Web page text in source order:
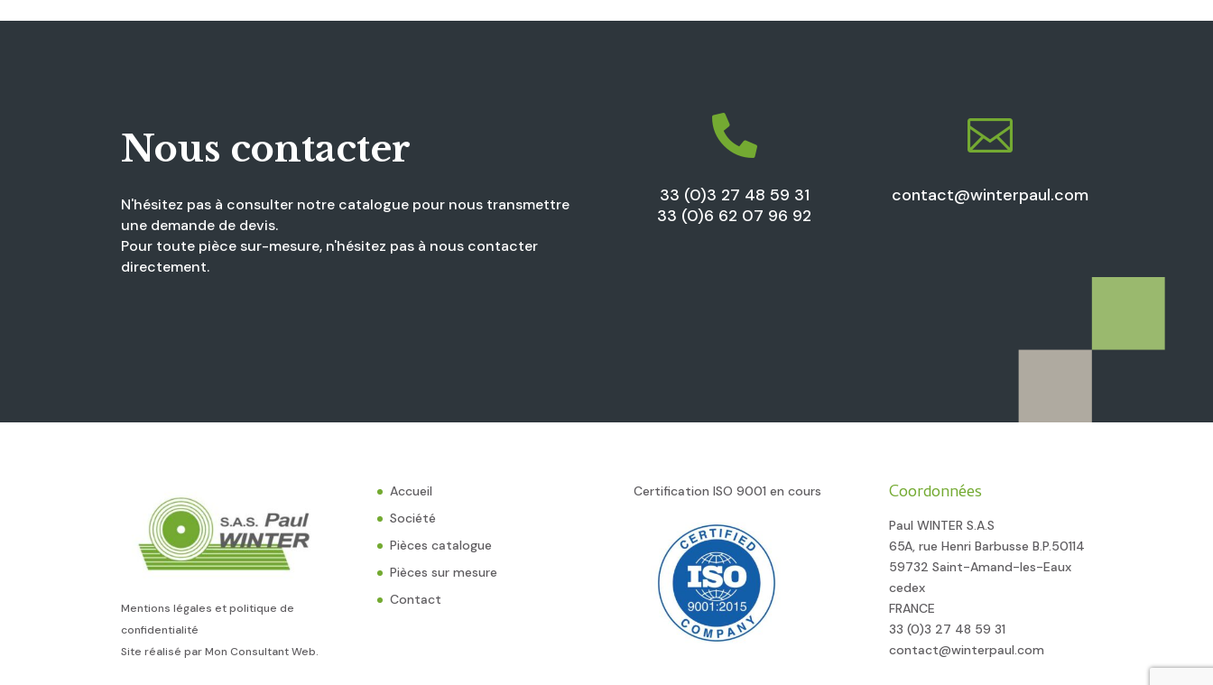
Nous contacter
N'hésitez pas à consulter notre catalogue pour nous transmettre
une demande de devis.
Pour toute pièce sur-mesure, n'hésitez pas à nous contacter
directement.

33 (0)3 27 48 59 31
33 (0)6 62 07 96 92

contact@winterpaul.com
Mentions légales et politique de
confidentialité
Site réalisé parMon Consultant Web.
Accueil
Société
Pièces catalogue
Pièces sur mesure
Contact
Certification ISO 9001 en cours Coordonnées
Paul WINTER S.A.S
65A, rue Henri Barbusse B.P.50114
59732 Saint-Amand-les-Eaux
cedex
FRANCE
33 (0)3 27 48 59 31
contact@winterpaul.com